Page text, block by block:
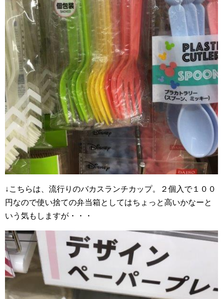
↓こちらは、流行りのバカスランチカップ。２個入で１００
円なので使い捨ての弁当箱としてはちょっと高いかなーと
いう気もしますが・・・